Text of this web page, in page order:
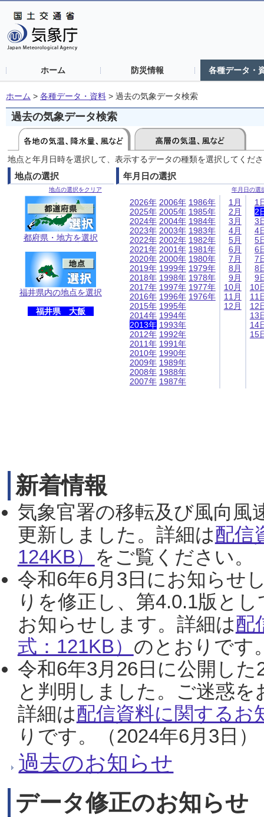
ホーム 防災情報 各種データ・
ホーム > 各種データ・資料 > 過去の気象データ検索
過去の気象データ検索
地点と年月日時を選択して、表示するデータの種類を選択してくだ
地点の選択
地点の選択をクリア
都府県・地方を選択
福井県内の地点を選択
福井県 大飯
年月日の選択
年月日の選
2026年
2025年
2024年
2023年
2022年
2021年
2020年
2019年
2018年
2017年
2016年
2015年
2014年
2013年
2012年
2011年
2010年
2009年
2008年
2007年
2006年
2005年
2004年
2003年
2002年
2001年
2000年
1999年
1998年
1997年
1996年
1995年
1994年
1993年
1992年
1991年
1990年
1989年
1988年
1987年
1986年
1985年
1984年
1983年
1982年
1981年
1980年
1979年
1978年
1977年
1976年
1月
2月
3月
4月
5月
6月
7月
8月
9月
10月
11月
12月
1
2
3
4
5
6
7
8
9
10
11
12
13
14
15
新着情報
気象官署の移転及び風向風
更新しました。詳細は配信
124KB） をご覧ください。
令和6年6月3日にお知らせ
りを修正し、第4.0.1版と
お知らせします。詳細は配
式：121KB） のとおりです
令和6年3月26日に公開し
と判明しました。ご迷惑
詳細は配信資料に関するお
りです。（2024年6月3日）
過去のお知らせ
データ修正のお知らせ